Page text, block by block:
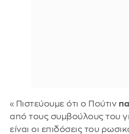
«Πιστεύουμε ότι ο Πούτιν
από τους συμβούλους του
είναι οι επιδόσεις του